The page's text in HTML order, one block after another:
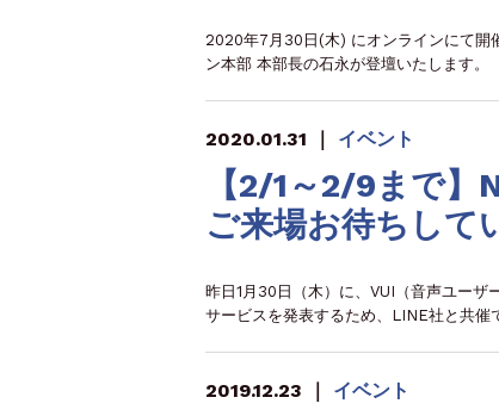
2020年7月30日(木) にオンラインにて開
ン本部 本部長の石永が登壇いたします
2020.01.31 ｜ イベント
【2/1～2/9まで
ご来場お待ちして
昨日1月30日（木）に、VUI（音声ユー
サービスを発表するため、LINE社と共
2019.12.23 ｜ イベント